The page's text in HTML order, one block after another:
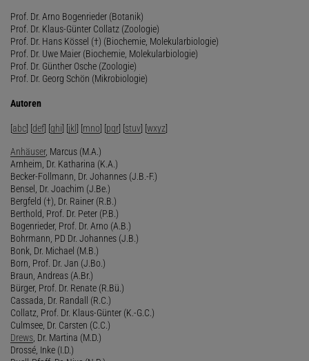
Prof. Dr. Arno Bogenrieder (Botanik)
Prof. Dr. Klaus-Günter Collatz (Zoologie)
Prof. Dr. Hans Kössel (†) (Biochemie, Molekularbiologie)
Prof. Dr. Uwe Maier (Biochemie, Molekularbiologie)
Prof. Dr. Günther Osche (Zoologie)
Prof. Dr. Georg Schön (Mikrobiologie)
Autoren
[abc] [def] [ghi] [jkl] [mno] [pqr] [stuv] [wxyz]
Anhäuser, Marcus (M.A.)
Arnheim, Dr. Katharina (K.A.)
Becker-Follmann, Dr. Johannes (J.B.-F.)
Bensel, Dr. Joachim (J.Be.)
Bergfeld (†), Dr. Rainer (R.B.)
Berthold, Prof. Dr. Peter (P.B.)
Bogenrieder, Prof. Dr. Arno (A.B.)
Bohrmann, PD Dr. Johannes (J.B.)
Bonk, Dr. Michael (M.B.)
Born, Prof. Dr. Jan (J.Bo.)
Braun, Andreas (A.Br.)
Bürger, Prof. Dr. Renate (R.Bü.)
Cassada, Dr. Randall (R.C.)
Collatz, Prof. Dr. Klaus-Günter (K.-G.C.)
Culmsee, Dr. Carsten (C.C.)
Drews , Dr. Martina (M.D.)
Drossé, Inke (I.D.)